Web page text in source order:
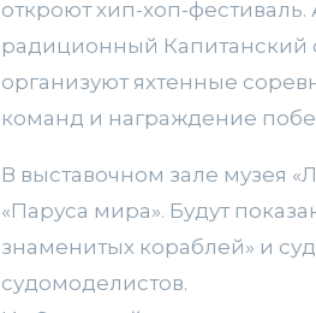
откроют хип-хоп-
радиционный Капитанский
организуют яхтенные
команд и награждение
В выставочном зале музея
«Паруса мира». Будут
знаменитых кораблей» и
судомоделистов.